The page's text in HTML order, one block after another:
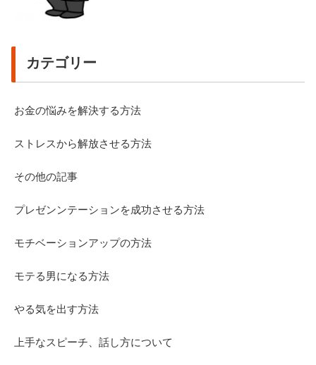
カテゴリー
お金の悩みを解決する方法
ストレスから解放させる方法
その他の記事
プレゼンンテーションを成功させる方法
モチベーションアップの方法
モテる男になる方法
やる気を出す方法
上手なスピーチ、話し方について